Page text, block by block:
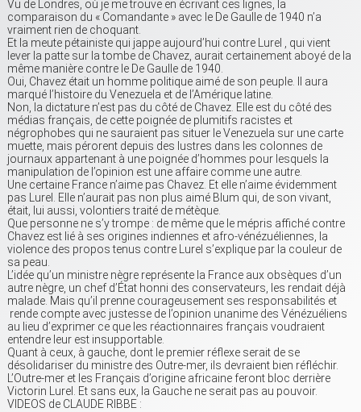
Vu de Londres, où je me trouve en écrivant ces lignes, la
comparaison du « Comandante » avec le De Gaulle de 1940 n’a
vraiment rien de choquant.
Et la meute pétainiste qui jappe aujourd’hui contre Lurel , qui vient
lever la patte sur la tombe de Chavez, aurait certainement aboyé de la
même manière contre le De Gaulle de 1940.
Oui, Chavez était un homme politique aimé de son peuple. Il aura
marqué l’histoire du Venezuela et de l’Amérique latine.
Non, la dictature n’est pas du côté de Chavez. Elle est du côté des
médias français, de cette poignée de plumitifs racistes et
négrophobes qui ne sauraient pas situer le Venezuela sur une carte
muette, mais pérorent depuis des lustres dans les colonnes de
journaux appartenant à une poignée d’hommes pour lesquels la
manipulation de l’opinion est une affaire comme une autre.
Une certaine France n’aime pas Chavez. Et elle n’aime évidemment
pas Lurel. Elle n’aurait pas non plus aimé Blum qui, de son vivant,
était, lui aussi, volontiers traité de métèque.
Que personne ne s’y trompe : de même que le mépris affiché contre
Chavez est lié à ses origines indiennes et afro-vénézuéliennes, la
violence des propos tenus contre Lurel s’explique par la couleur de
sa peau.
L’idée qu’un ministre nègre représente la France aux obsèques d’un
autre nègre, un chef d’État honni des conservateurs, les rendait déjà
malade. Mais qu’il prenne courageusement ses responsabilités et
rende compte avec justesse de l’opinion unanime des Vénézuéliens
au lieu d’exprimer ce que les réactionnaires français voudraient
entendre leur est insupportable.
Quant à ceux, à gauche, dont le premier réflexe serait de se
désolidariser du ministre des Outre-mer, ils devraient bien réfléchir.
L’Outre-mer et les Français d’origine africaine feront bloc derrière
Victorin Lurel. Et sans eux, la Gauche ne serait pas au pouvoir.
VIDEOS de CLAUDE RIBBE :